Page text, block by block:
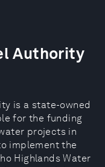
Authority
is a state-owned
for the funding
projects in
implement the
Highlands Water